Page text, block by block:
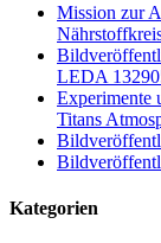
Mission zur
LEDA
Experimente
Titans
Kategorien